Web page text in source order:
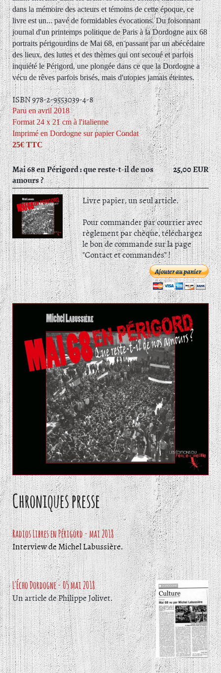
dans la mémoire des acteurs et témoins de cette époque, ce
livre est un... pavé de formidables évocations. Du foisonnant
journal d'un printemps politique de Paris à la Dordogne aux 68
portraits périgourdins de Mai 68, en passant par un abécédaire
des lieux, des luttes et des thèmes qui ont secoué et parfois
inquiété le Périgord, une plongée dans ce que la Dordogne a
vécu de rêves parfois brisés, mais d'utopies jamais éteintes.
ISBN 978-2-9553039-4-8
Paru en avril 2018
Format 24 x 21 cm à l'italienne
Imprimé en Dordogne sur papier Condat
25€ TTC
Mai 68 en Périgord : que reste-t-il de nos
amours ?
25,00 EUR
Livre papier, un seul article.
Pour commander par courrier avec
règlement par chèque, téléchargez
le bon de commande sur la page
"Contact et commandes" !
Ajouter au panier
Chroniques presse
Radios Libres en Périgord - mai 2018
Interview de Michel Labussière.
L'Écho Dordogne - 05 mai 2018
Un article de Philippe Jolivet.